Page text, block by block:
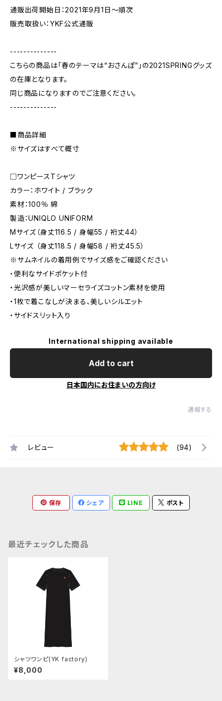
通販出荷開始日：2021年9月1日～順次
販売取扱い：YKF公式通販
--------------
こちらの商品は「春のテーマは“おさんぽ”」の2021SPRINGグッズ
の在庫となります。
同じ商品になりますのでご注意ください。
--------------
■商品詳細
※サイズはすべて概寸
□ワンピースTシャツ
カラー：ホワイト / ブラック
素材：100％ 綿
製造：UNIQLO UNIFORM
Mサイズ（身丈116.5 / 身幅55 / 裄丈44）
Lサイズ （身丈118.5 / 身幅58 / 裄丈45.5）
※サムネイルの着用例でサイズ感をご確認ください
・便利なサイドポケット付
・光沢感が美しいマーセライズコットン素材を使用
・1枚で着こなしが決まる、美しいシルエット
・サイドスリット入り
International shipping available
Add to cart
日本国内にお住まいの方向け
通報する
レビュー (94)
保存 シェア LINE ポスト
最近チェックした商品
シャツワンピ(YK factory)
¥8,000